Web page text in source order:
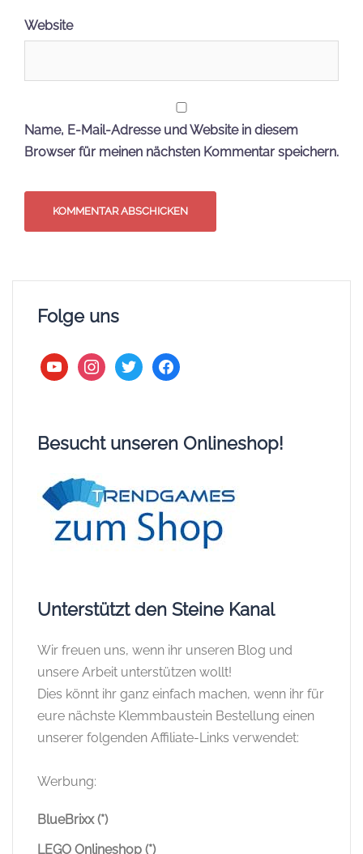
Website
Name, E-Mail-Adresse und Website in diesem
Browser für meinen nächsten Kommentar speichern.
Folge uns
youtubeinstagram
twitter facebook
Besucht unseren Onlineshop!
Unterstützt den Steine Kanal
Wir freuen uns, wenn ihr unseren Blog und
unsere Arbeit unterstützen wollt!
Dies könnt ihr ganz einfach machen, wenn ihr für
eure nächste Klemmbaustein Bestellung einen
unserer folgenden Affiliate-Links verwendet:
Werbung:
BlueBrixx (*)
LEGO Onlineshop (*)